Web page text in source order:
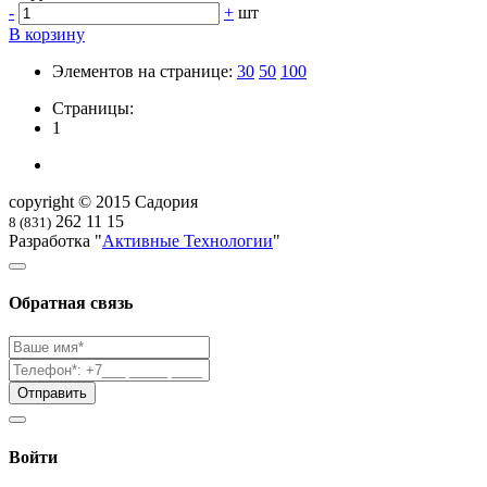
-
+ шт
В корзину
Элементов на странице: 30 50 100
Страницы:
1
copyright © 2015 Садория
8 (831) 262 11 15
Разработка "Активные Технологии"
Обратная связь
Войти